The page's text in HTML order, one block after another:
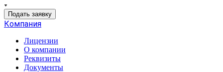
Подать заявку
Компания
Лицензии
О компании
Реквизиты
Документы